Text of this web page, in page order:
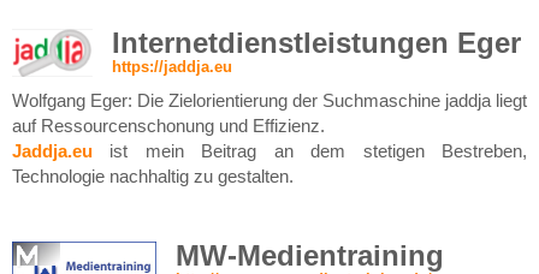
Internetdienstleistungen Eger
https://jaddja.eu
Wolfgang Eger: Die Zielorientierung der Suchmaschine jaddja liegt
auf Ressourcenschonung und Effizienz.
Jaddja.eu ist mein Beitrag an dem stetigen Bestreben,
Technologie nachhaltig zu gestalten.
MW-Medientraining